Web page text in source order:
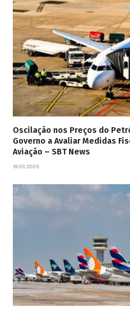
Oscilação nos Preços do
Governo a Avaliar Medidas
Aviação – SBT News
19.03.2026